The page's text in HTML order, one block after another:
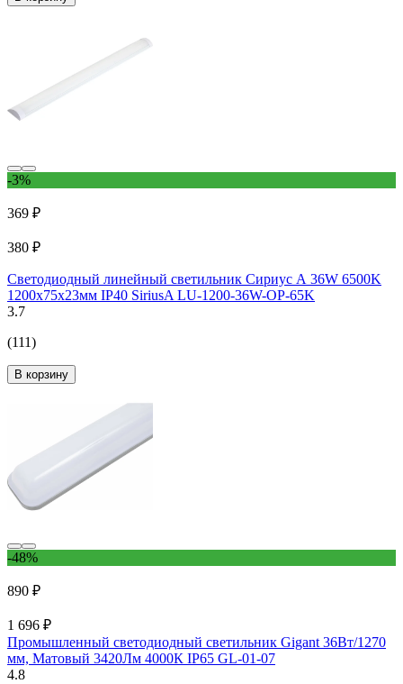
-3%
369 ₽
380 ₽
Светодиодный линейный светильник Сириус А 36W 6500K
1200х75х23мм IP40 SiriusA LU-1200-36W-OP-65K
3.7
(111)
В корзину
-48%
890 ₽
1 696 ₽
Промышленный светодиодный светильник Gigant 36Вт/1270
мм, Матовый 3420Лм 4000К IP65 GL-01-07
4.8